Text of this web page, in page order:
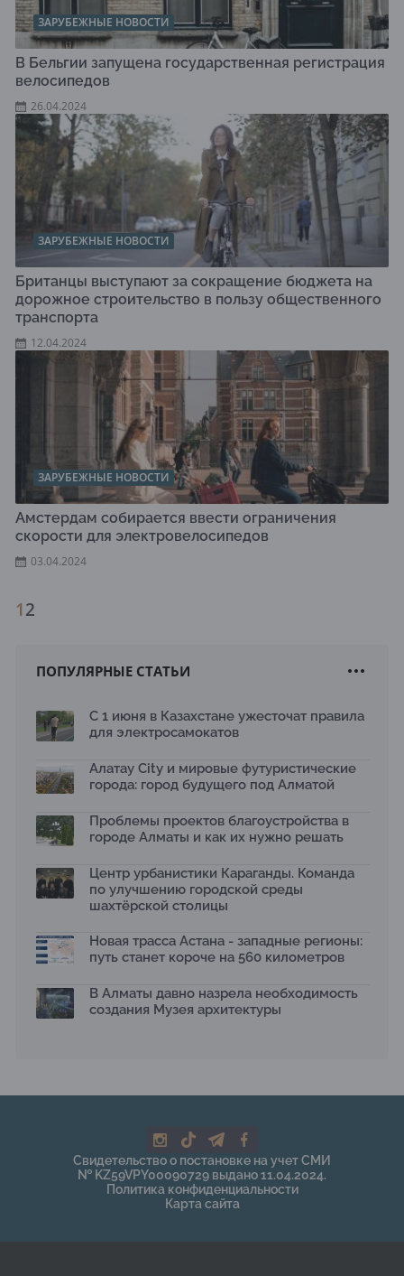
ЗАРУБЕЖНЫЕ НОВОСТИ
В Бельгии запущена государственная регистрация
велосипедов
26.04.2024
ЗАРУБЕЖНЫЕ НОВОСТИ
Британцы выступают за сокращение бюджета на
дорожное строительство в пользу общественного
транспорта
12.04.2024
ЗАРУБЕЖНЫЕ НОВОСТИ
Амстердам собирается ввести ограничения
скорости для электровелосипедов
03.04.2024
12
ПОПУЛЯРНЫЕ СТАТЬИ
С 1 июня в Казахстане ужесточат правила
для электросамокатов
Алатау City и мировые футуристические
города: город будущего под Алматой
Проблемы проектов благоустройства в
городе Алматы и как их нужно решать
Центр урбанистики Караганды. Команда
по улучшению городской среды
шахтёрской столицы
Новая трасса Астана - западные регионы:
путь станет короче на 560 километров
В Алматы давно назрела необходимость
создания Музея архитектуры
Свидетельство о постановке на учет СМИ
№ KZ59VPY00090729 выдано 11.04.2024.
Политика конфиденциальности
Карта сайта